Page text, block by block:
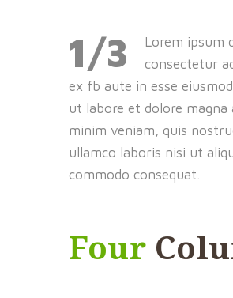
1/3
Lorem ipsum
consectetur
ex fb aute in esse
ut labore et dolore magna
minim veniam, quis
ullamco laboris nisi ut
commodo consequat.
Four